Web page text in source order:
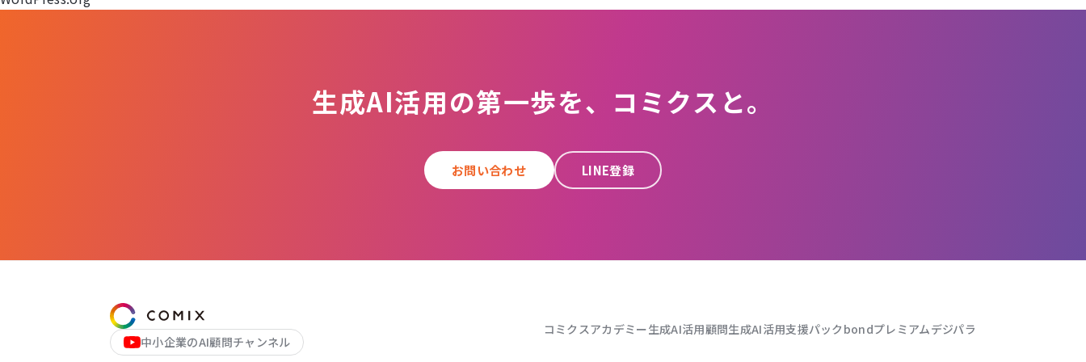
ン
生成AI活用の第一歩を、コミクスと。
お問い合わせ LINE登録
中小企業のAI顧問チャンネル
コミクスアカデミー生成AI活用顧問生成AI活用支援パック bondプレミアムデジパラ